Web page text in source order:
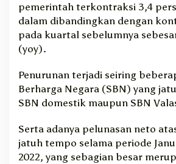
pemerintah terkontraksi 3,4
dalam dibandingkan dengan
pada kuartal sebelumnya
(yoy).
Penurunan terjadi seiring
Berharga Negara (SBN) yang
SBN domestik maupun SBN
Serta adanya pelunasan neto
jatuh tempo selama periode
2022, yang sebagian besar